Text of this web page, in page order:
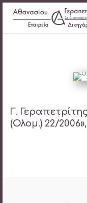
Γ.
(Ολομ.) 22/